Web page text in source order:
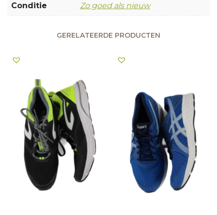
Conditie Zo goed als nieuw
GERELATEERDE PRODUCTEN